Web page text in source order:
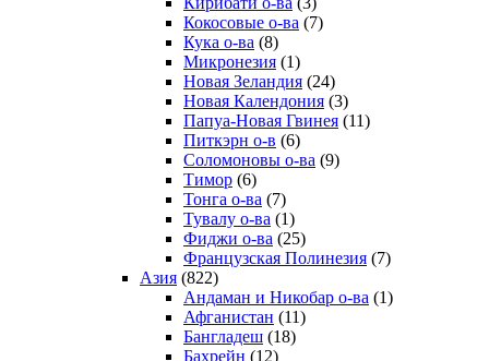
Кокосовые о-ва (7)
Кука о-ва (8)
Микронезия (1)
Новая Зеландия (24)
Новая Календония (3)
Папуа-Новая Гвинея (11)
Питкэрн о-в (6)
Соломоновы о-ва (9)
Тимор (6)
Тонга о-ва (7)
Тувалу о-ва (1)
Фиджи о-ва (25)
Французская Полинезия (7)
Азия (822)
Андаман и Никобар о-ва (1)
Афганистан (11)
Бангладеш (18)
Бахрейн (12)